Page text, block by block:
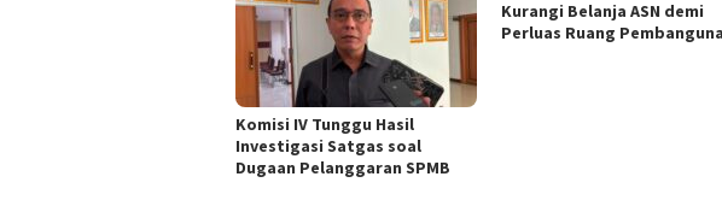
Komisi IV Tunggu Hasil
Investigasi Satgas soal
Dugaan Pelanggaran SPMB
Kurangi Belanja ASN demi
Perluas Ruang